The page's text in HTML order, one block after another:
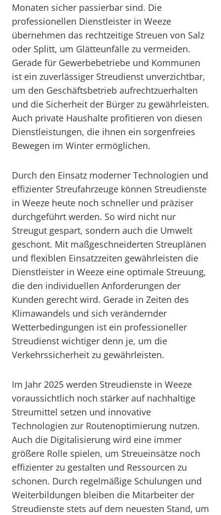
Monaten sicher passierbar sind. Die
professionellen Dienstleister in Weeze
übernehmen das rechtzeitige Streuen von Salz
oder Splitt, um Glätteunfälle zu vermeiden.
Gerade für Gewerbebetriebe und Kommunen
ist ein zuverlässiger Streudienst unverzichtbar,
um den Geschäftsbetrieb aufrechtzuerhalten
und die Sicherheit der Bürger zu gewährleisten.
Auch private Haushalte profitieren von diesen
Dienstleistungen, die ihnen ein sorgenfreies
Bewegen im Winter ermöglichen.
Durch den Einsatz moderner Technologien und
effizienter Streufahrzeuge können Streudienste
in Weeze heute noch schneller und präziser
durchgeführt werden. So wird nicht nur
Streugut gespart, sondern auch die Umwelt
geschont. Mit maßgeschneiderten Streuplänen
und flexiblen Einsatzzeiten gewährleisten die
Dienstleister in Weeze eine optimale Streuung,
die den individuellen Anforderungen der
Kunden gerecht wird. Gerade in Zeiten des
Klimawandels und sich verändernder
Wetterbedingungen ist ein professioneller
Streudienst wichtiger denn je, um die
Verkehrssicherheit zu gewährleisten.
Im Jahr 2025 werden Streudienste in Weeze
voraussichtlich noch stärker auf nachhaltige
Streumittel setzen und innovative
Technologien zur Routenoptimierung nutzen.
Auch die Digitalisierung wird eine immer
größere Rolle spielen, um Streueinsätze noch
effizienter zu gestalten und Ressourcen zu
schonen. Durch regelmäßige Schulungen und
Weiterbildungen bleiben die Mitarbeiter der
Streudienste stets auf dem neuesten Stand, um